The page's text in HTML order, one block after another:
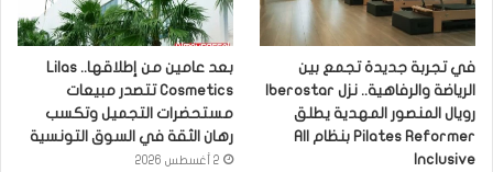
في تجربة جديدة تجمع بين
رويال المنصور المهدية يطلق
Pilates Reformer بنظام All
Inclusive
بعد عامين من إطلاقها.. Lilas
Cosmetics تتصدر مبيعات
مستحضرات التجميل وتكسب
رهان الثقة في السوق التونسية
2 أغسطس 2026